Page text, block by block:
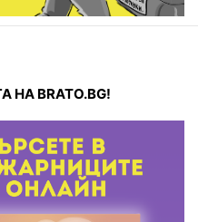
НА BRATO.BG!